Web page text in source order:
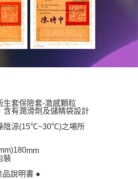
生套保險套-激感顆粒
含有潤滑劑及儲精袋設計
陰涼(15℃~30℃)之場所
mm
裝
品說明書 ●